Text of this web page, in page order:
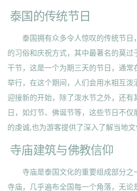
泰国的传统节日
泰国拥有众多令人惊叹的传统节日
的习俗和庆祝方式，其中最著名的莫过
干节，这是一个为期三天的节日，通常
举行，在这个期间，人们会用水相互泼
迎接新的开始，除了泼水节之外，还有
日，如灯节、佛诞节等，这些节日不
的虔诚,也为游客提供了深入了解当地文
寺庙建筑与佛教信仰
寺庙是泰国文化的重要组成部分之
寺庙，几乎遍布全国每一个角落，无论